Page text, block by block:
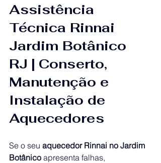
Assistência
Técnica Rinnai
Jardim Botânico
RJ | Conserto,
Manutenção e
Instalação de
Aquecedores
Se o seu aquecedor Rinnai no Jardim
Botânico apresenta falhas,